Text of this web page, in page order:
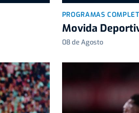
PROGRAMAS
Movida
08 de Agosto